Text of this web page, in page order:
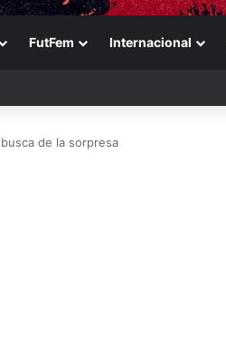
FutFem Internacional
de la sorpresa